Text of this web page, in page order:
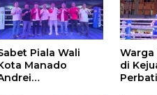
Piala Wali
Manado
Warga
di